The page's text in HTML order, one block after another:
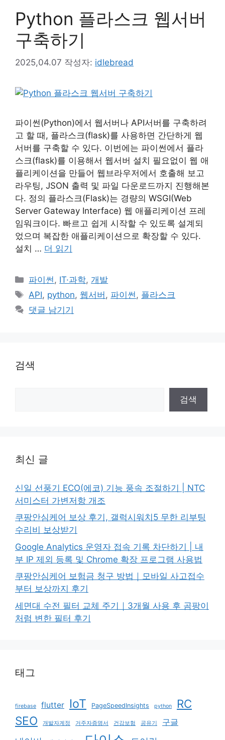
Python 플라스크 웹서버
구축하기
2025,04.07 작성자: idlebread
파이썬(Python)에서 웹서버나 API서버를 구축하려
고 할 때, 플라스크(flask)를 사용하면 간단하게 웹
서버를 구축할 수 있다. 이번에는 파이썬에서 플라
스크(flask)를 이용해서 웹서버 설치 필요없이 웹 애
플리케이션을 만들어 웹브라우저에서 호출해 보고
라우팅, JSON 출력 및 파일 다운로드까지 진행해본
다. 정의 플라스크(Flask)는 경량의 WSGI(Web
Server Gateway Interface) 웹 애플리케이션 프레
임워크이다. 빠르고 쉽게 시작할 수 있도록 설계되
었으며 복잡한 애플리케이션으로 확장할 수 있다.
설치 … 더 읽기
카
테
리
파이썬 , IT·과학, 개발
태
그
API, python, 웹서버 , 파이썬 , 플라스크
댓글 남기기
검색
검색
최신 글
신일 선풍기 ECO(에코) 기능 풍속 조절하기 | NTC
서미스터 가변저항 개조
쿠팡안심케어 보상 후기, 갤럭시워치5 무한 리부팅
수리비 보상받기
Google Analytics 운영자 접속 기록 차단하기 | 내
부 IP 제외 등록 및 Chrome 확장 프로그램 사용법
쿠팡안심케어 보험금 청구 방법｜모바일 사고접수
부터 보상까지 후기
세면대 수전 필터 교체 주기｜3개월 사용 후 곰팡이
처럼 변한 필터 후기
태그
firebase flutter IoT PageSpeedInsights python
RC
SEO
개발자계정 거주자증명서 건강보험 공유기 구글